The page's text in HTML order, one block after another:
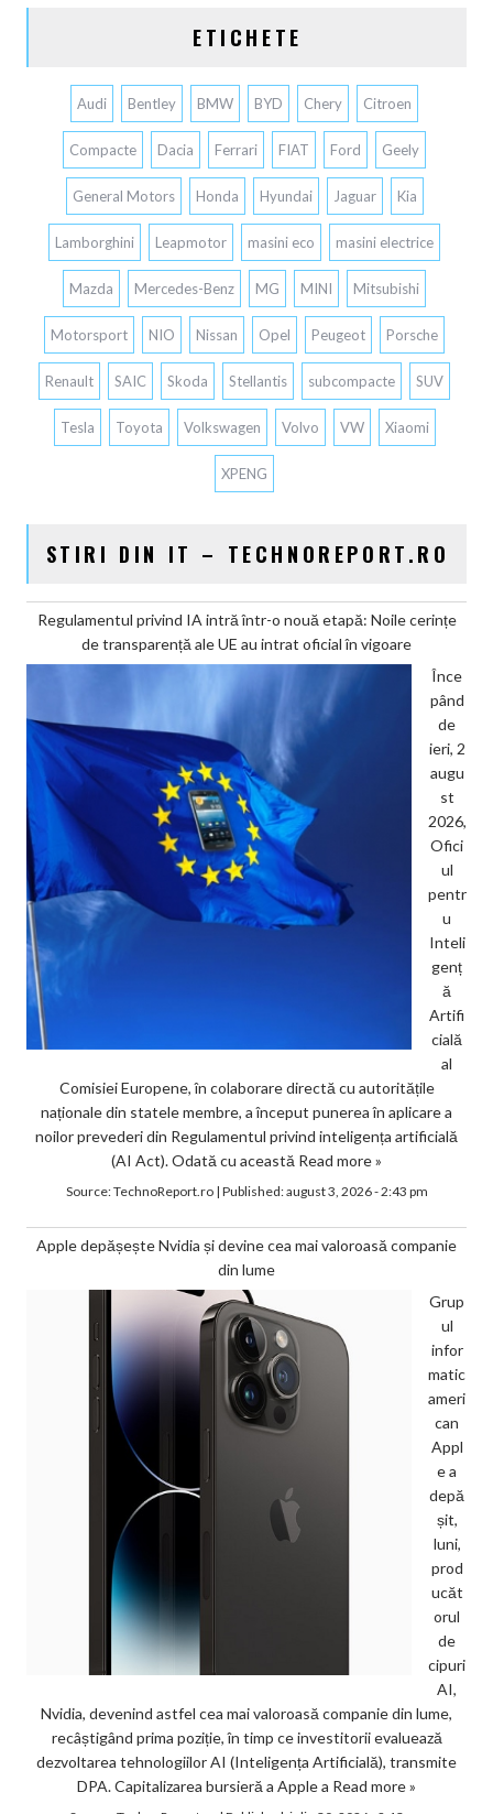
ETICHETE
Audi Bentley BMW BYD Chery Citroen
Compacte Dacia Ferrari FIAT Ford Geely
General Motors Honda Hyundai Jaguar Kia
Lamborghini Leapmotor masini eco masini electrice
Mazda Mercedes-Benz MG MINI Mitsubishi
Motorsport NIO Nissan Opel Peugeot Porsche
Renault SAIC Skoda Stellantis subcompacte SUV
Tesla Toyota Volkswagen Volvo VW Xiaomi
XPENG
STIRI DIN IT – TECHNOREPORT.RO
Regulamentul privind IA intră într-o nouă etapă: Noile cerințe
de transparență ale UE au intrat oficial în vigoare
Înce
pând
de
ieri, 2
augu
st
2026,
Ofici
ul
pentr
u
Inteli
genț
ă
Artifi
cială
al
Comisiei Europene, în colaborare directă cu autoritățile
naționale din statele membre, a început punerea în aplicare a
noilor prevederi din Regulamentul privind inteligența artificială
(AI Act). Odată cu această Read more »
Source:TechnoReport.ro| Published:august 3, 2026 - 2:43 pm
Apple depășește Nvidia și devine cea mai valoroasă companie
din lume
Grup
ul
infor
matic
ameri
can
Appl
e a
depă
șit,
luni,
prod
ucăt
orul
de
cipuri
AI,
Nvidia, devenind astfel cea mai valoroasă companie din lume,
recâștigând prima poziție, în timp ce investitorii evaluează
dezvoltarea tehnologiilor AI (Inteligența Artificială), transmite
DPA. Capitalizarea bursieră a Apple a Read more »